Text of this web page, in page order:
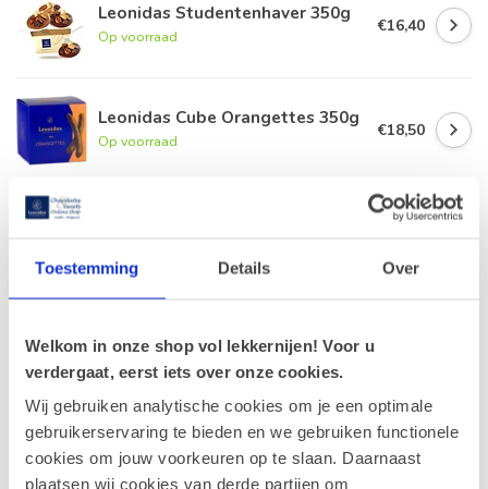
Toestemming Details Over
Welkom in onze shop vol lekkernijen! Voor u
verdergaat, eerst iets over onze cookies.
Wij gebruiken analytische cookies om je een optimale
gebruikerservaring te bieden en we gebruiken functionele
cookies om jouw voorkeuren op te slaan. Daarnaast
plaatsen wij cookies van derde partijen om
Leonidas Studentenhaver 350g
Op voorraad
€16,40
Leonidas Cube Orangettes 350g
Op voorraad
€18,50
Op voorraad
Recent bekeken